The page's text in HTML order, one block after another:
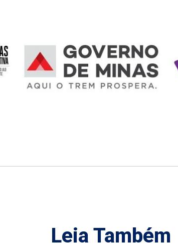
Leia Também